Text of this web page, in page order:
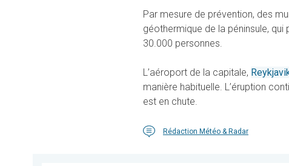
Par mesure de prévention, des
géothermique de la péninsule, qui
30.000 personnes.
L’aéroport de la capitale,
manière habituelle. L’éruption
est en chute.
Rédaction Météo & Radar